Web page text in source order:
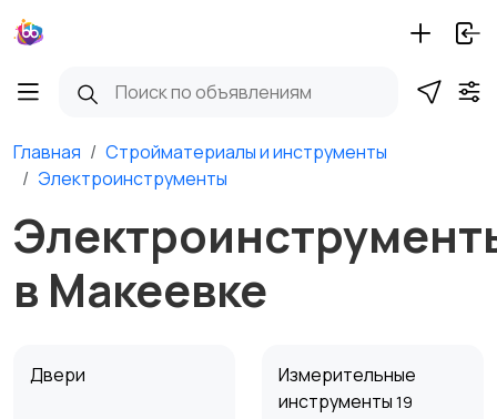
Главная
Стройматериалы и инструменты
Электроинструменты
в Макеевке
Двери
Измерительные
инструменты 19